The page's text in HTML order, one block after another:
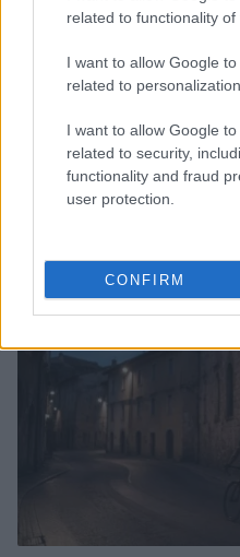
related to functionality of
I want to allow Google
related to personalization.
I want to allow Google
related to security,
functionality and fraud
user protection.
CONFIRM
Scopri i parchi a tema più
NERD NEWS